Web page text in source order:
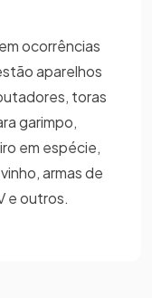
ocorrências
aparelhos
toras
garimpo,
em espécie,
armas de
e outros.